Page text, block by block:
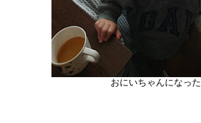
おにいちゃんになった